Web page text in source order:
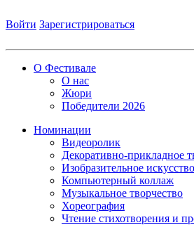
Войти Зарегистрироваться
О Фестивале
О нас
Жюри
Победители 2026
Номинации
Видеоролик
Декоративно-прикладное
Изобразительное искусство
Компьютерный коллаж
Музыкальное творчество
Хореография
Чтение стихотворения и